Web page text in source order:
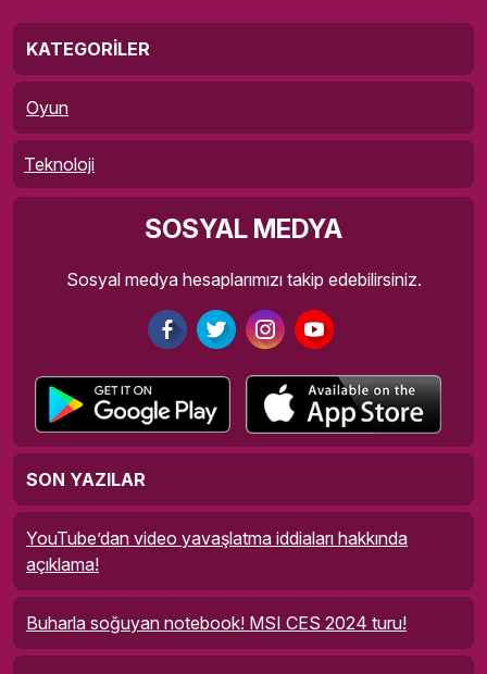
KATEGORILER
Oyun
Teknoloji
SOSYAL MEDYA
Sosyal medya hesaplarımızı takip edebilirsiniz.
SON YAZILAR
YouTube’dan video yavaşlatma iddiaları hakkında
açıklama!
Buharla soğuyan notebook! MSI CES 2024 turu!